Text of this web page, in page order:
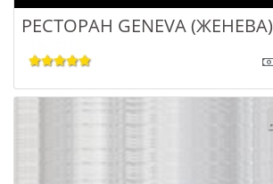
РЕСТОРАН GENEVA (ЖЕНЕВА)